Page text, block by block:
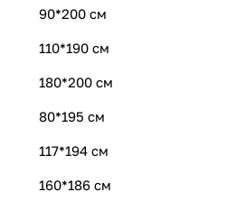
90*200 см
110*190 см
180*200 см
80*195 см
117*194 см
160*186 см